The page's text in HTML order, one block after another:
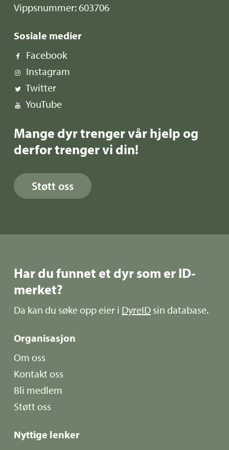
Vippsnummer: 603706
Sosiale medier
Facebook
Instagram
Twitter
YouTube
Mange dyr trenger vår hjelp og
derfor trenger vi din!
Støtt oss
Har du funnet et dyr som er ID-
merket?
Da kan du søke opp eier i DyreID sin database.
Organisasjon
Om oss
Kontakt oss
Bli medlem
Støtt oss
Nyttige lenker